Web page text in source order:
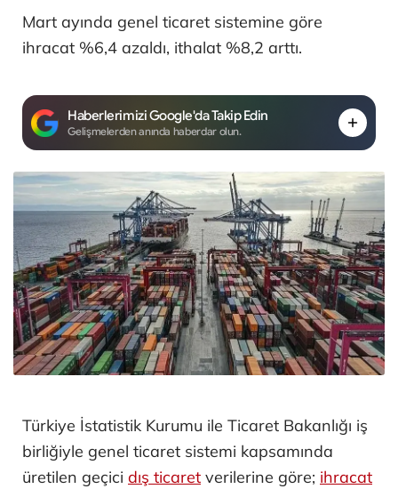
Mart ayında genel ticaret sistemine göre
ihracat %6,4 azaldı, ithalat %8,2 arttı.
Haberlerimizi Google'da Takip Edin
Gelişmelerden anında haberdar olun.
Türkiye İstatistik Kurumu ile Ticaret Bakanlığı iş
birliğiyle genel ticaret sistemi kapsamında
üretilen geçici dış ticaret verilerine göre; ihracat